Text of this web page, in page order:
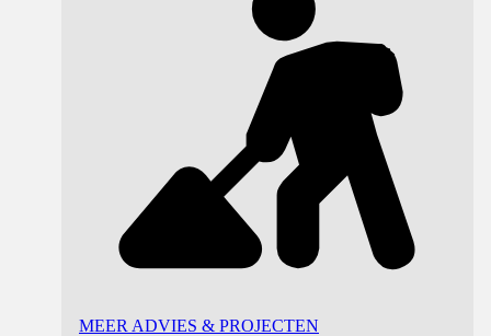
MEER ADVIES & PROJECTEN